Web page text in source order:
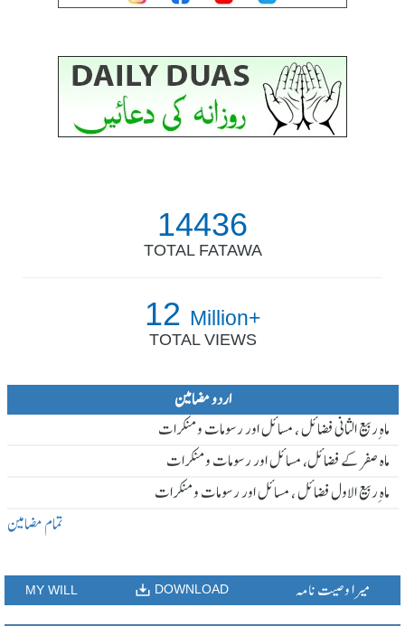
14436
TOTAL FATAWA
12 Million+
TOTAL VIEWS
اردو مضامین
ماہ ِربیع الثانی فضائل ، مسائل اور رسومات و منکرات
ماہ صفر کے فضائل، مسائل اور رسومات و منکرات
ماہ ِربیع الاول فضائل ، مسائل اور رسومات و منکرات
تمام مضامین
MY WILL DOWNLOAD میرا وصیت نامہ